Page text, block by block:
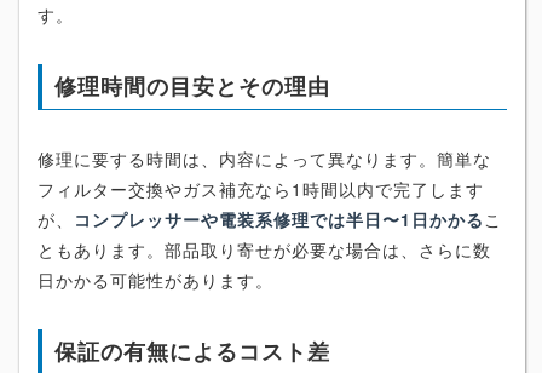
す。
修理時間の目安とその理由
修理に要する時間は、内容によって異なります。簡単な
フィルター交換やガス補充なら1時間以内で完了します
が、 コンプレッサーや電装系修理では半日〜1日かかる こ
ともあります。部品取り寄せが必要な場合は、さらに数
日かかる可能性があります。
保証の有無によるコスト差